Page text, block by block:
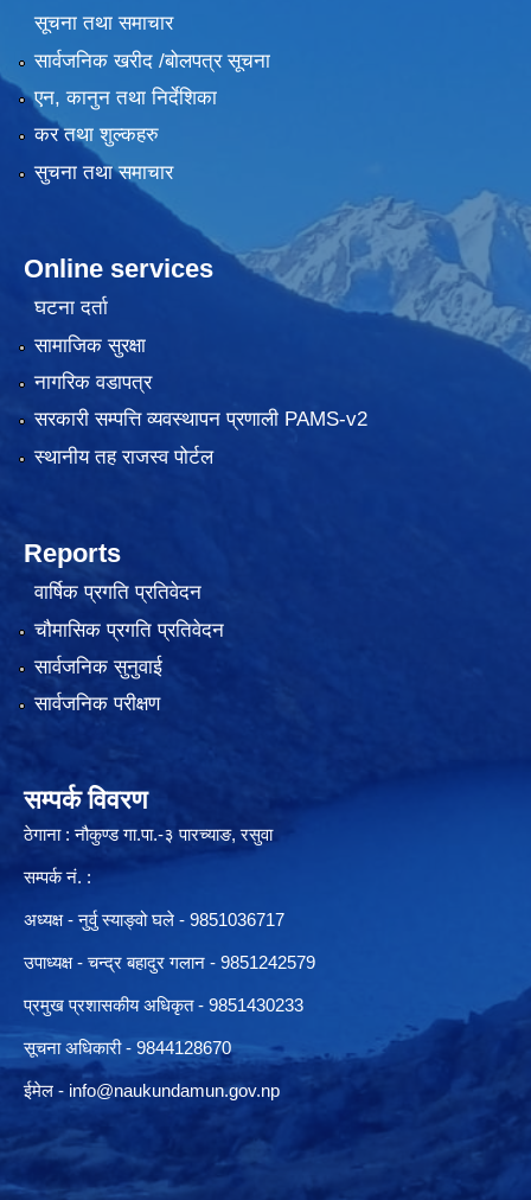
सूचना तथा समाचार
सार्वजनिक खरीद /बोलपत्र सूचना
एन, कानुन तथा निर्देशिका
कर तथा शुल्कहरु
सुचना तथा समाचार
Online services
घटना दर्ता
सामाजिक सुरक्षा
नागरिक वडापत्र
सरकारी सम्पत्ति व्यवस्थापन प्रणाली PAMS-v2
स्थानीय तह राजस्व पोर्टल
Reports
वार्षिक प्रगति प्रतिवेदन
चौमासिक प्रगति प्रतिवेदन
सार्वजनिक सुनुवाई
सार्वजनिक परीक्षण
सम्पर्क विवरण
ठेगाना : नौकुण्ड गा.पा.-३ पारच्याङ, रसुवा
सम्पर्क नं. :
अध्यक्ष - नुर्वु स्याङ्वो घले - 9851036717
उपाध्यक्ष - चन्द्र बहादुर गलान - 9851242579
प्रमुख प्रशासकीय अधिकृत - 9851430233
सूचना अधिकारी - 9844128670
ईमेल - info@naukundamun.gov.np